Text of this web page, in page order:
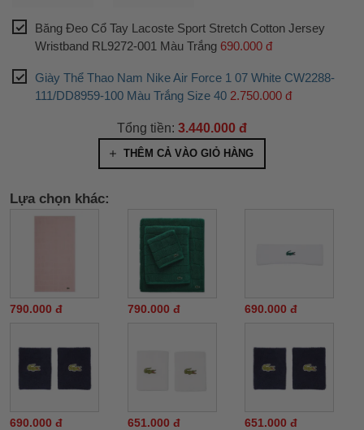
Băng Đeo Cổ Tay Lacoste Sport Stretch Cotton Jersey
Wristband RL9272-001 Màu Trắng 690.000 đ
Giày Thể Thao Nam Nike Air Force 1 07 White CW2288-
111/DD8959-100 Màu Trắng Size 40 2.750.000 đ
Tổng tiền: 3.440.000 đ
THÊM CẢ VÀO GIỎ HÀNG
Lựa chọn khác:
790.000 đ 790.000 đ 690.000 đ
690.000 đ 651.000 đ 651.000 đ